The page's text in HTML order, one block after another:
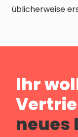
üblicherweise
Ihr
neues